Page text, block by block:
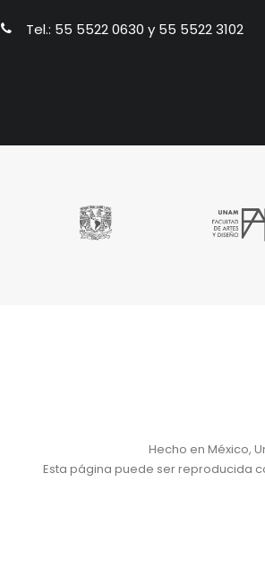
Tel.: 55 5522 0630 y 55 5522 3102
Hecho en México,
Esta página puede ser reproducida